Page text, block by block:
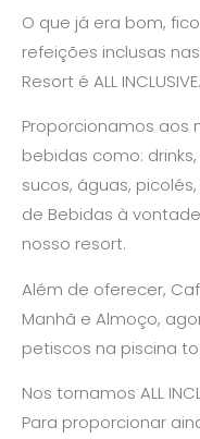
O que já era bom,
refeições inclusas
Resort é ALL INCLUSIVE.
Proporcionamos aos
bebidas como:
sucos, águas,
de Bebidas à
nosso resort.
Além de oferecer,
Manhã e Almoço,
petiscos na piscina
Nos tornamos ALL
Para proporcionar